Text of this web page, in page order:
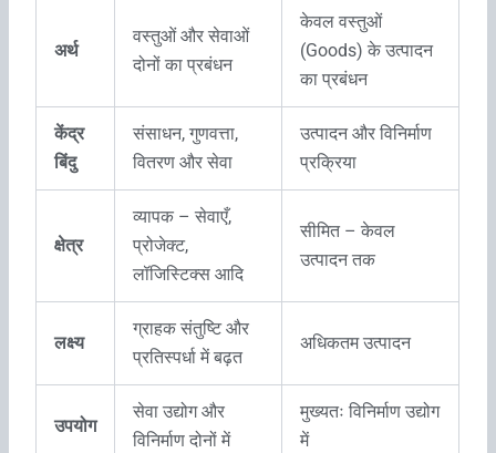
अर्थ
वस्तुओं और सेवाओं
दोनों का प्रबंधन
केवल वस्तुओं
(Goods) के उत्पादन
का प्रबंधन
केंद्र
बिंदु
संसाधन, गुणवत्ता,
वितरण और सेवा
उत्पादन और विनिर्माण
प्रक्रिया
क्षेत्र
व्यापक – सेवाएँ,
प्रोजेक्ट,
लॉजिस्टिक्स आदि
सीमित – केवल
उत्पादन तक
लक्ष्य
ग्राहक संतुष्टि और
प्रतिस्पर्धा में बढ़त
अधिकतम उत्पादन
उपयोग
सेवा उद्योग और
विनिर्माण दोनों में
मुख्यतः विनिर्माण उद्योग
में